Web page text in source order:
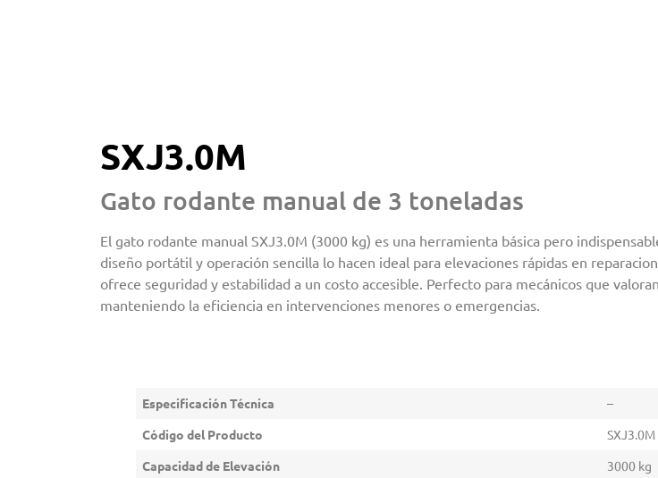
SXJ3.0M
Gato rodante manual de 3 toneladas
El gato rodante manual SXJ3.0M (3000 kg) es una herramienta básica pero
diseño portátil y operación sencilla lo hacen ideal para elevaciones rápidas en
ofrece seguridad y estabilidad a un costo accesible. Perfecto para mecánicos que
manteniendo la eficiencia en intervenciones menores o emergencias.
Especificación Técnica
–
Código del Producto
SXJ3.0M
Capacidad de Elevación
3000 kg